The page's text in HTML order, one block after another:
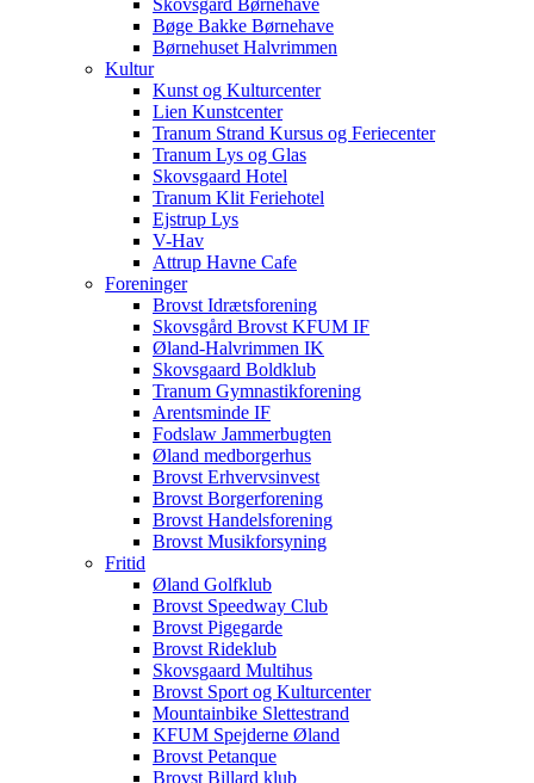
Skovsgård Børnehave
Bøge Bakke Børnehave
Børnehuset Halvrimmen
Kultur
Kunst og Kulturcenter
Lien Kunstcenter
Tranum Strand Kursus og Feriecenter
Tranum Lys og Glas
Skovsgaard Hotel
Tranum Klit Feriehotel
Ejstrup Lys
V-Hav
Attrup Havne Cafe
Foreninger
Brovst Idrætsforening
Skovsgård Brovst KFUM IF
Øland-Halvrimmen IK
Skovsgaard Boldklub
Tranum Gymnastikforening
Arentsminde IF
Fodslaw Jammerbugten
Øland medborgerhus
Brovst Erhvervsinvest
Brovst Borgerforening
Brovst Handelsforening
Brovst Musikforsyning
Fritid
Øland Golfklub
Brovst Speedway Club
Brovst Pigegarde
Brovst Rideklub
Skovsgaard Multihus
Brovst Sport og Kulturcenter
Mountainbike Slettestrand
KFUM Spejderne Øland
Brovst Petanque
Brovst Billard klub